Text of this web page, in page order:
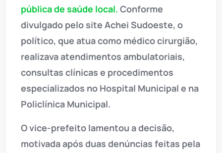
pública de saúde local. Conforme
divulgado pelo site Achei Sudoeste, o
político, que atua como médico cirurgião,
realizava atendimentos ambulatoriais,
consultas clínicas e procedimentos
especializados no Hospital Municipal e na
Policlínica Municipal.
O vice-prefeito lamentou a decisão,
motivada após duas denúncias feitas pela